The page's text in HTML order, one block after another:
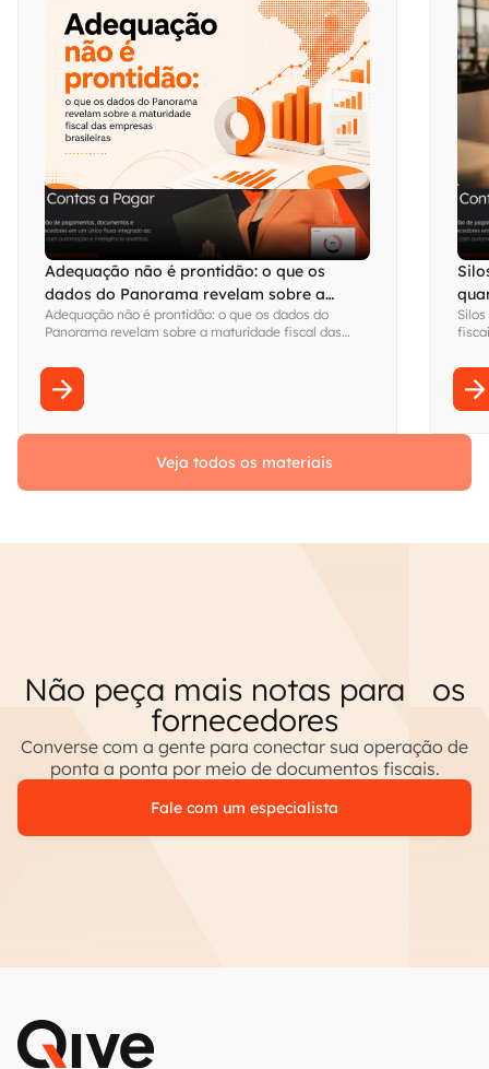
Adequação não é prontidão: o que os
dados do Panorama revelam sobre a
maturidade fiscal das empresas brasileiras
Adequação não é prontidão: o que os dados do
Panorama revelam sobre a maturidade fiscal das
sem
Veja todos os materiais
Não peça mais notas para os
fornecedores
Converse com a gente para conectar sua operação de
ponta a ponta por meio de documentos fiscais.
Fale com um especialista